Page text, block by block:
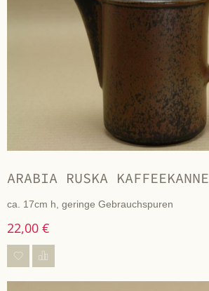
ARABIA RUSKA KAFFEEKANNE
ca. 17cm h, geringe Gebrauchspuren
22,00 €